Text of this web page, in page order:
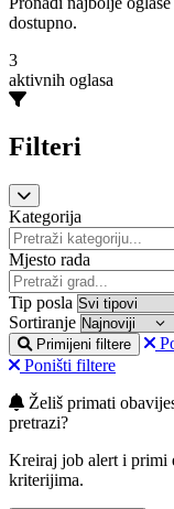
dostupno.
3
aktivnih oglasa
Filteri
Kategorija
Mjesto rada
Tip posla
Sortiranje
Primijeni filtere
Poništi filtere
Želiš primati
pretrazi?
Kreiraj job alert i primi
kriterijima.